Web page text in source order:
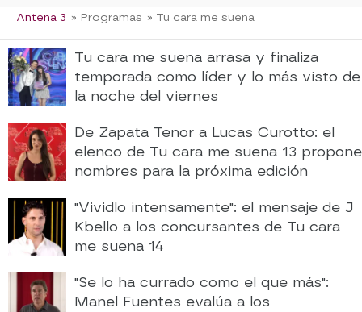
Antena 3 » Programas » Tu cara me suena
Tu cara me suena arrasa y finaliza
temporada como líder y lo más visto de
la noche del viernes
De Zapata Tenor a Lucas Curotto: el
elenco de Tu cara me suena 13 propone
nombres para la próxima edición
"Vividlo intensamente": el mensaje de J
Kbello a los concursantes de Tu cara
me suena 14
"Se lo ha currado como el que más":
Manel Fuentes evalúa a los